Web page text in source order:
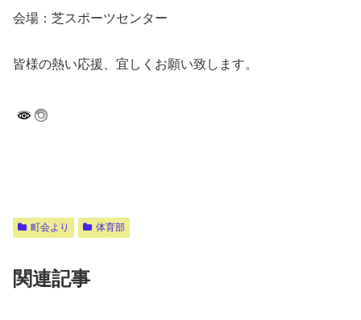
会場：芝スポーツセンター
皆様の熱い応援、宜しくお願い致します。
町会より 体育部
関連記事